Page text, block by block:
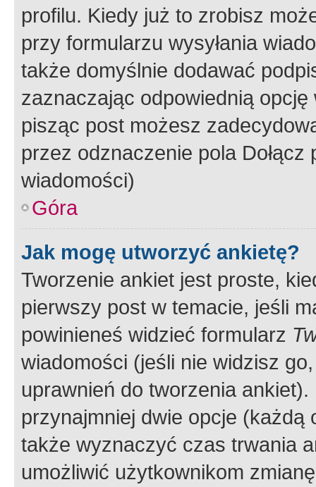
profilu. Kiedy już to zrobisz
przy formularzu wysyłania
także domyślnie dodawać
zaznaczając odpowiednią
pisząc post możesz
przez odznaczenie pola
wiadomości)
Góra
Jak mogę utworzyć ankietę?
Tworzenie ankiet jest proste,
pierwszy post w temacie, jeśli
powinieneś widzieć formularz
wiadomości (jeśli nie widzisz
uprawnień do tworzenia
przynajmniej dwie opcje
także wyznaczyć czas trwania
umożliwić użytkownikom